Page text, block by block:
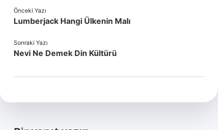
Önceki Yazı
Lumberjack Hangi Ülkenin Malı
Sonraki Yazı
Nevi Ne Demek Din Kültürü